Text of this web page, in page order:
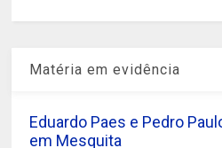
Matéria em evidência
Eduardo Paes e Pedro
em Mesquita